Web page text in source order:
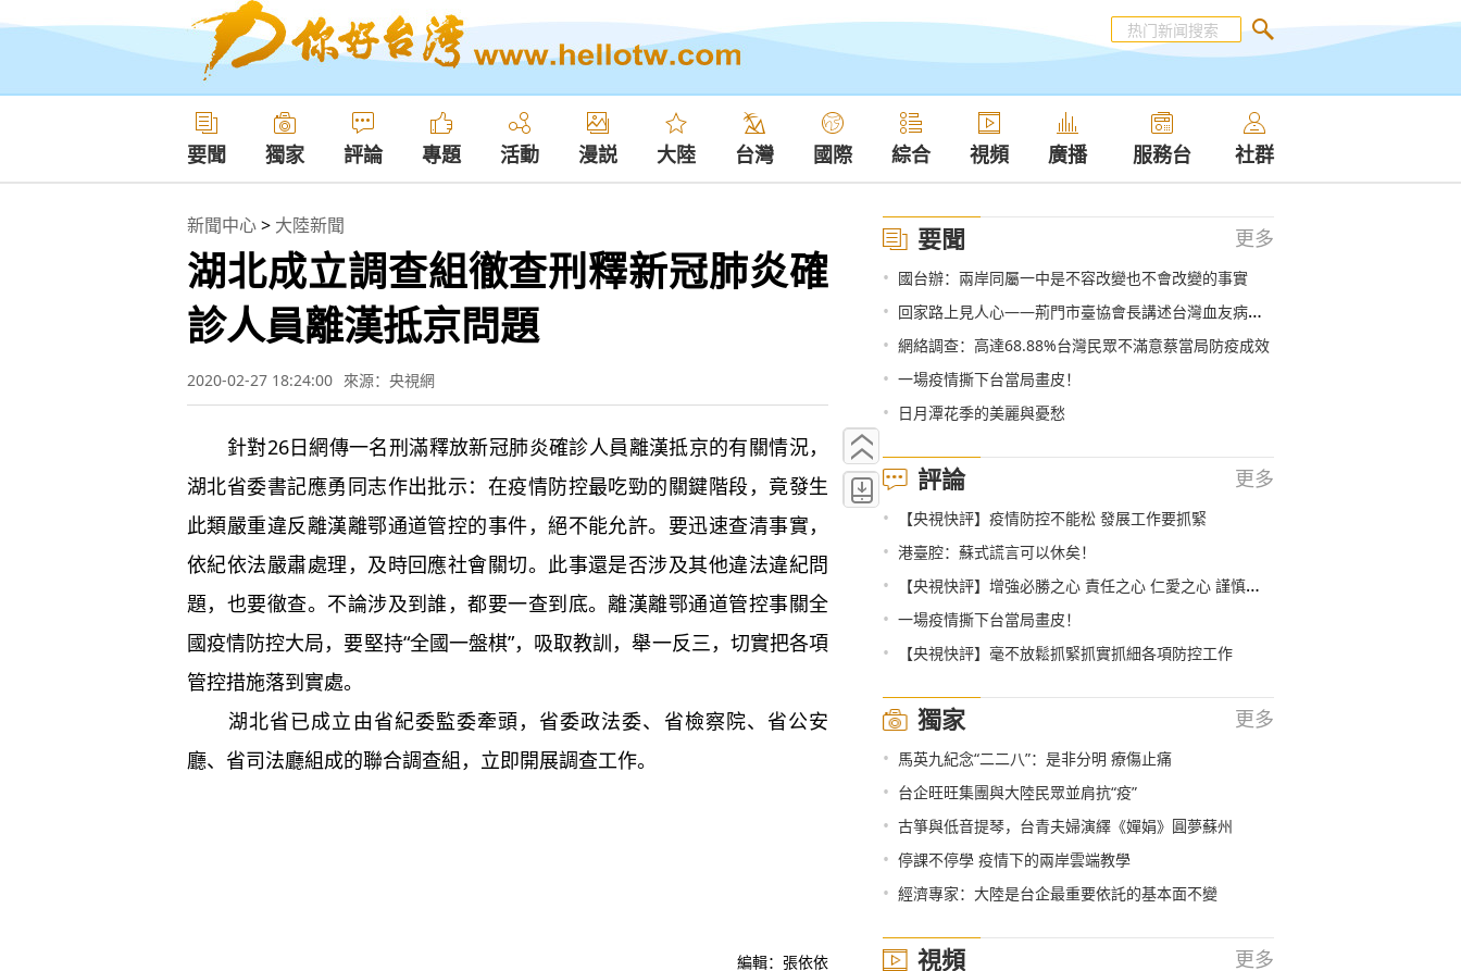
要聞 獨家 評論 專題 活動 漫説 大陸 台灣 國際 綜合 視頻 廣播 服務台 社群
新聞中心> 大陸新聞
湖北成立調查組徹查刑釋新冠肺炎確
診人員離漢抵京問題
2020-02-27 18:24:00 來源：央視網
針對26日網傳一名刑滿釋放新冠肺炎確診人員離漢抵京的有關情況，
湖北省委書記應勇同志作出批示：在疫情防控最吃勁的關鍵階段，竟發生
此類嚴重違反離漢離鄂通道管控的事件，絕不能允許。要迅速查清事實，
依紀依法嚴肅處理，及時回應社會關切。此事還是否涉及其他違法違紀問
題，也要徹查。不論涉及到誰，都要一查到底。離漢離鄂通道管控事關全
國疫情防控大局，要堅持“全國一盤棋”，吸取教訓，舉一反三，切實把各項
管控措施落到實處。
湖北省已成立由省紀委監委牽頭，省委政法委、省檢察院、省公安
廳、省司法廳組成的聯合調查組，立即開展調查工作。
編輯：張依依
要聞 更多
• 國台辦：兩岸同屬一中是不容改變也不會改變的事實
• 回家路上見人心——荊門市臺協會長講述台灣血友病少年返鄉經過
• 網絡調查：高達68.88%台灣民眾不滿意蔡當局防疫成效
• 一場疫情撕下台當局畫皮！
• 日月潭花季的美麗與憂愁
評論 更多
• 【央視快評】疫情防控不能松 發展工作要抓緊
• 港臺腔：蘇式謊言可以休矣！
• 【央視快評】增強必勝之心 責任之心 仁愛之心 謹慎之心
• 一場疫情撕下台當局畫皮！
• 【央視快評】毫不放鬆抓緊抓實抓細各項防控工作
獨家 更多
• 馬英九紀念“二二八”：是非分明 療傷止痛
• 台企旺旺集團與大陸民眾並肩抗“疫”
• 古箏與低音提琴，台青夫婦演繹《嬋娟》圓夢蘇州
• 停課不停學 疫情下的兩岸雲端教學
• 經濟專家：大陸是台企最重要依託的基本面不變
視頻 更多